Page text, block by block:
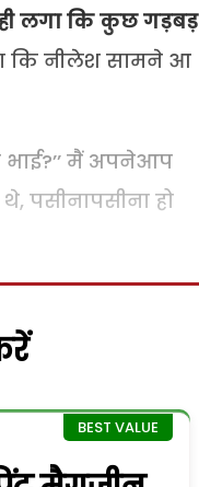
लगा कि कुछ गड़बड़
कि नीलेश सामने आ
भाई?’’ मैं अपनेआप
पसीनापसीना हो